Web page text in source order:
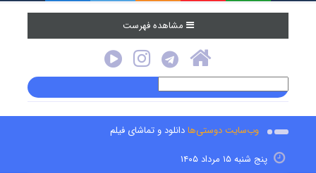
مشاهده فهرست
وب‌سایت دوستی‌هادانلود و تماشای فیلم
پنج شنبه ۱۵ مرداد ۱۴۰۵